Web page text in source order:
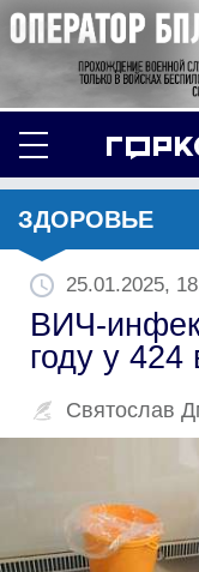
ЗДОРОВЬЕ
25.01.2025,
ВИЧ-
году у
Святослав